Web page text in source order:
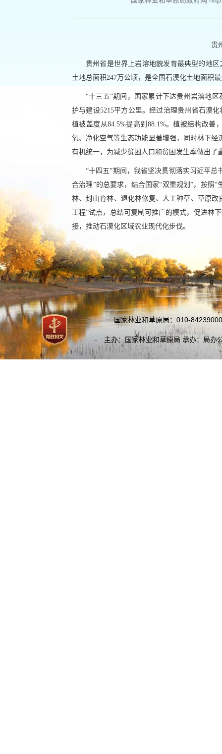
贵
贵州省是世界上岩溶地貌发育最典型的地
土地总面积247万公顷，是全国石漠化土地面积
“十三五”期间，国家累计下达贵州岩溶地
护与建设5215平方公里。经过治理贵州省石漠
植被盖度从84.5%提高到88.1%。植被结构改
氧、净化空气等生态功能显著增强，同时林下经
有机统一，为减少贫困人口和贫困发生率做出了
“十四五”期间，我省坚决贯彻落实习近平
合治理”的总要求，结合国家“双重规划”，按照
林、封山育林、退化林修复、人工种草、草原
工程”试点，总结可复制可推广的模式，促进林
接，推动石漠化区域农业现代化步伐。
国家林业和草原局：010-
主办：国家林业和草原局 承办：局办